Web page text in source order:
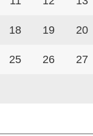
18 19 20
25 26 27